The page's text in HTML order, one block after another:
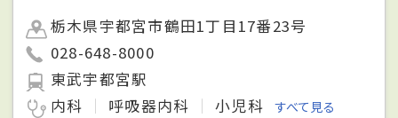
栃木県宇都宮市鶴田1丁目17番23号
028-648-8000
東武宇都宮駅
内科
呼吸器内科 小児科 すべて見る